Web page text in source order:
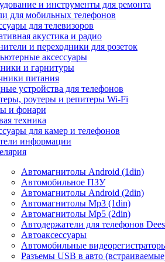
и инструменты для ремонта
для мобильных телефонов
для телевизоров
акустика и радио
и переходники для розеток
аксессуары
и гарнитуры
питания
устройства для телефонов
роутеры и репитеры Wi-Fi
и фонари
техника
для камер и телефонов
информации
Автомагнитолы Android (1din)
Автомобильное ПЗУ
Автомагнитолы Android (2din)
Автомагнитолы Mp3 (1din)
Автомагнитолы Mp5 (2din)
Автодержатели для телефонов
Автоаксессуары
Автомобильные
Разъемы USB в авто